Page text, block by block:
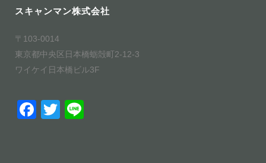
スキャンマン株式会社
〒103-0014
東京都中央区日本橋蛎殻町2-12-3
ワイケイ日本橋ビル3F
F
T